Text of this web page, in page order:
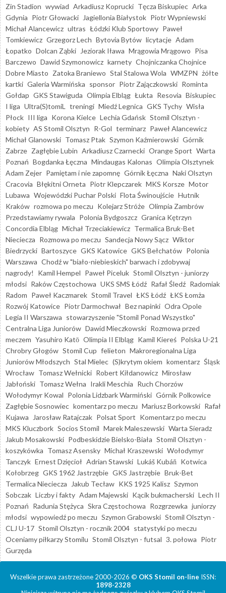
Zin Stadion wywiad Arkadiusz Koprucki Tęcza Biskupiec Arka
Gdynia Piotr Głowacki Jagiellonia Białystok Piotr Wypniewski
Michał Alancewicz ultras Łódzki Klub Sportowy Paweł
Tomkiewicz Grzegorz Lech Bytovia Bytów licytacje Adam
Łopatko Dolcan Ząbki Jeziorak Iława Mrągowia Mrągowo Pisa
Barczewo Dawid Szymonowicz karnety Chojniczanka Chojnice
Dobre Miasto Zatoka Braniewo Stal Stalowa Wola WMZPN żółte
kartki Galeria Warmińska sponsor Piotr Zajączkowski Rominta
Gołdap GKS Stawiguda Olimpia Elbląg Łukta Resovia Biskupiec
I liga Ultra(S)tomiL treningi Miedź Legnica GKS Tychy Wisła
Płock III liga Korona Kielce Lechia Gdańsk Stomil Olsztyn -
kobiety AS Stomil Olsztyn R-Gol terminarz Paweł Alancewicz
Michał Glanowski Tomasz Ptak Szymon Kaźmierowski Górnik
Zabrze Zagłębie Lubin Arkadiusz Czarnecki Orange Sport Warta
Poznań Bogdanka Łęczna Mindaugas Kalonas Olimpia Olsztynek
Adam Zejer Pamiętam i nie zapomnę Górnik Łęczna Naki Olsztyn
Cracovia Błękitni Orneta Piotr Klepczarek MKS Korsze Motor
Lubawa Wojewódzki Puchar Polski Flota Świnoujście Hutnik
Kraków rozmowa po meczu Kolejarz Stróże Olimpia Zambrów
Przedstawiamy rywala Polonia Bydgoszcz Granica Kętrzyn
Concordia Elbląg Michał Trzeciakiewicz Termalica Bruk-Bet
Nieciecza Rozmowa po meczu Sandecja Nowy Sącz Wiktor
Biedrzycki Bartoszyce GKS Katowice GKS Bełchatów Polonia
Warszawa Chodź w "biało-niebieskich" barwach i zdobywaj
nagrody!
Kamil Hempel Paweł Piceluk Stomil Olsztyn - juniorzy
młodsi Raków Częstochowa UKS SMS Łódź Rafał Śledź Radomiak
Radom Paweł Kaczmarek Stomil Travel ŁKS Łódź ŁKS Łomża
Rozwój Katowice Piotr Darmochwał Bez napinki Odra Opole
Legia II Warszawa stowarzyszenie "Stomil Ponad Wszystko"
Centralna Liga Juniorów Dawid Mieczkowski Rozmowa przed
meczem Yasuhiro Katō Olimpia II Elbląg Kamil Kiereś Polska U-21
Chrobry Głogów Stomil Cup felieton Makroregionalna Liga
Juniorów Młodszych Stal Mielec (S)krytym okiem komentarz Śląsk
Wrocław Tomasz Wełnicki Robert Kiłdanowicz Mirosław
Jabłoński Tomasz Wełna Irakli Meschia Ruch Chorzów
Wołodymyr Kowal Polonia Lidzbark Warmiński Górnik Polkowice
Zagłębie Sosnowiec komentarz po meczu Mariusz Borkowski Rafał
Kujawa
Jarosław Ratajczak Polsat Sport Komentarz po meczu
MKS Kluczbork Socios Stomil Marek Maleszewski Warta Sieradz
Jakub Mosakowski Podbeskidzie Bielsko-Biała Stomil Olsztyn -
koszykówka Tomasz Asensky Michał Kraszewski Wołodymyr
Tanczyk Ernest Dzięcioł Adrian Stawski Lukáš Kubáň Kotwica
Kołobrzeg GKS 1962 Jastrzębie GKS Jastrzębie Bruk-Bet
Termalica Nieciecza
Jakub Tecław KKS 1925 Kalisz Szymon
Sobczak Liczby i fakty Adam Majewski Kącik bukmacherski Lech II
Poznań Radunia Stężyca Skra Częstochowa Rozgrzewka juniorzy
młodsi wypowiedź po meczu Szymon Grabowski Stomil Olsztyn -
CLJ U-17 Stomil Olsztyn - rocznik 2004 statystyki po meczu
Oceniamy piłkarzy Stomilu Stomil Olsztyn - futsal 3. połowa Piotr
Gurzęda
Wszelkie prawa zastrzeżone 2000-2026 © OKS Stomil on-line ISSN:
1898-2328